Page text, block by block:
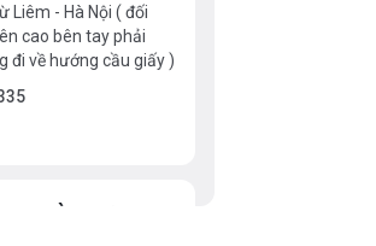
Liêm - Hà Nội ( đối
cao bên tay phải
đi về hướng cầu giấy )
BÀ TRƯNG -